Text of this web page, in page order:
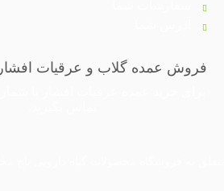
فروش عمده گلاب و عرقیات افشار